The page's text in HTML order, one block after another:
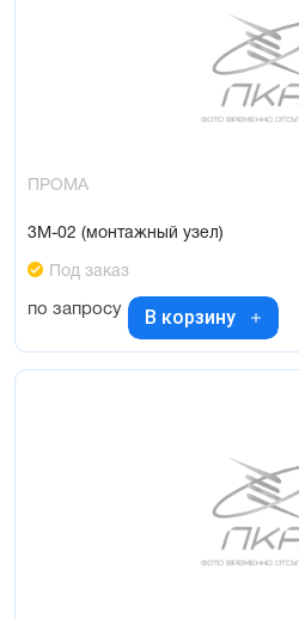
ПРОМА
3М-02 (монтажный узел)
Под заказ
по запросу В корзину